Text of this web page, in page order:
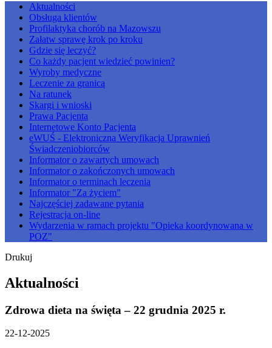
Aktualności
Obsługa klientów
Profilaktyka chorób na Mazowszu
Załatw sprawę krok po kroku
Gdzie się leczyć?
Co każdy pacjent wiedzieć powinien?
Wyroby medyczne
Leczenie za granicą
Na ratunek
Skargi i wnioski
Prawa Pacjenta
Internetowe Konto Pacjenta
eWUŚ - Elektroniczna Weryfikacja Uprawnień
Świadczeniobiorców
Informator o zawartych umowach
Informator o zakończonych umowach
Informator o terminach leczenia
Informator "Za życiem"
Najczęściej zadawane pytania
Rejestracja on-line
Wydarzenia w ramach projektu "Opieka koordynowana w
POZ"
Drukuj
Aktualności
Zdrowa dieta na święta – 22 grudnia 2025 r.
22-12-2025